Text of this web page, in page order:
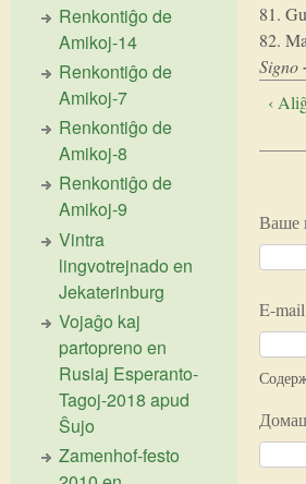
81.
82.
Signo
‹
Ваше
E-mail
Renkontiĝo de
Amikoj-14
Renkontiĝo de
Amikoj-7
Renkontiĝo de
Amikoj-8
Renkontiĝo de
Amikoj-9
Vintra
lingvotrejnado en
Jekaterinburg
Vojaĝo kaj
partopreno en
Rusiaj Esperanto-
Tagoj-2018 apud
Ŝujo
Zamenhof-festo